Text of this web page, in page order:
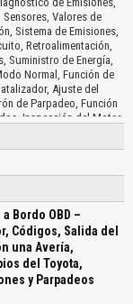
Valores de
Sistema de Emisiones,
Retroalimentación,
Suministro de Energía,
Normal, Función de
Ajuste del
de Parpadeo, Función
Inspección del Motor,
Indicador de Fallos,
Bordo OBD –
Códigos, Salida del
una Avería,
del Toyota,
y Parpadeos